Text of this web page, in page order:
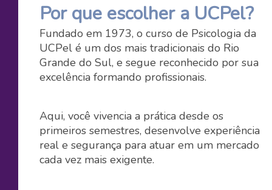
Por que escolher a UCPel?
Fundado em 1973, o curso de Psicologia da
UCPel é um dos mais tradicionais do Rio
Grande do Sul, e segue reconhecido por sua
excelência formando profissionais.
Aqui, você vivencia a prática desde os
primeiros semestres, desenvolve experiência
real e segurança para atuar em um mercado
cada vez mais exigente.